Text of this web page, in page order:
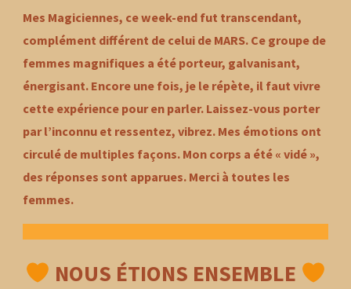
Mes Magiciennes, ce week-end fut transcendant,
complément différent de celui de MARS. Ce groupe de
femmes magnifiques a été porteur, galvanisant,
énergisant. Encore une fois, je le répète, il faut vivre
cette expérience pour en parler. Laissez-vous porter
par l’inconnu et ressentez, vibrez. Mes émotions ont
circulé de multiples façons. Mon corps a été « vidé »,
des réponses sont apparues. Merci à toutes les
femmes.
NOUS ÉTIONS ENSEMBLE